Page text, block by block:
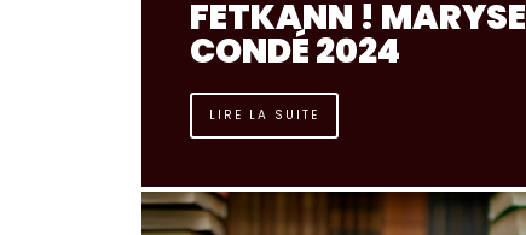
FETKANN ! MARYSE
CONDÉ 2024
LIRE LA SUITE